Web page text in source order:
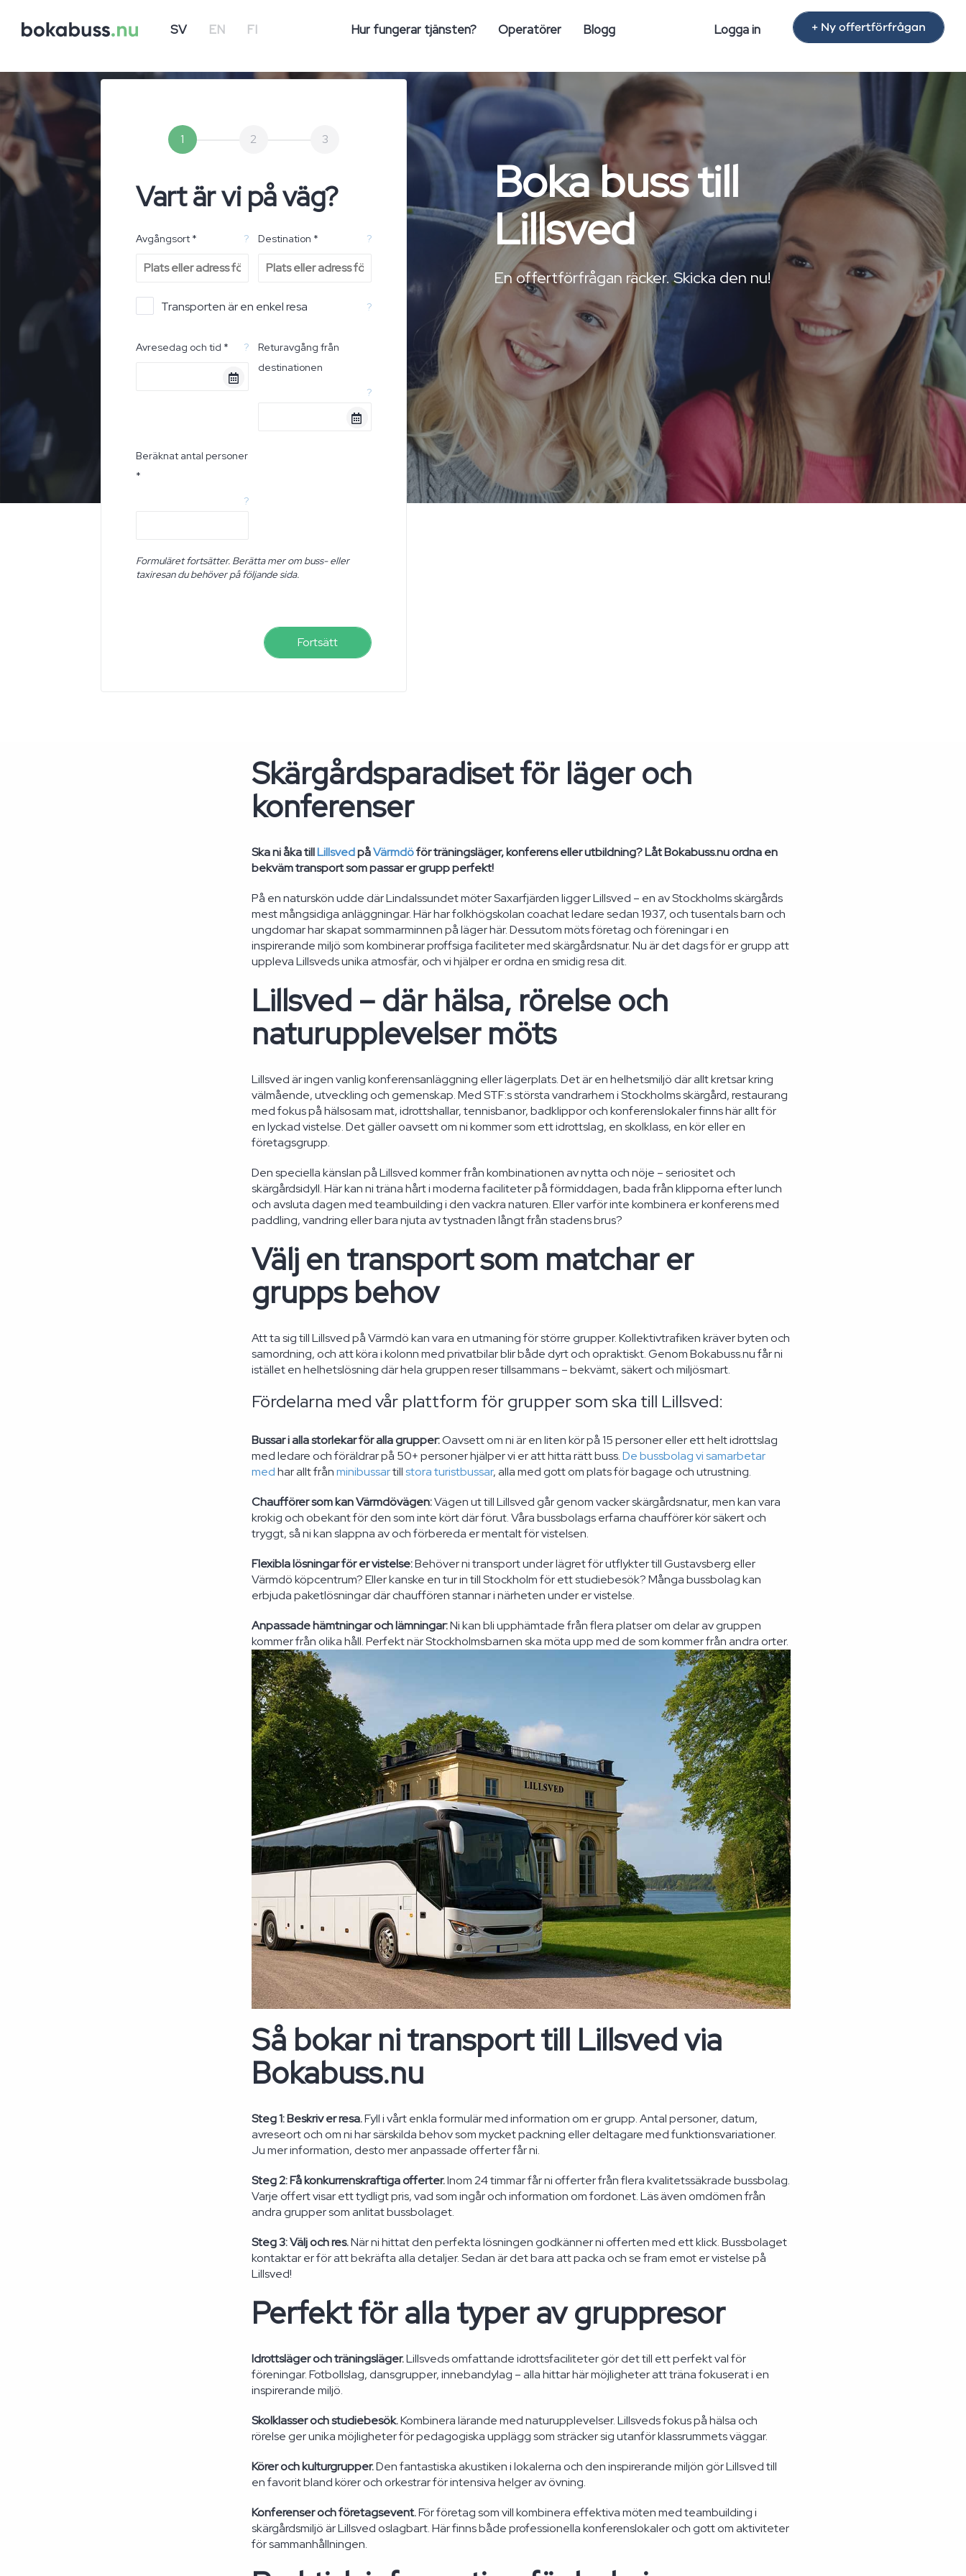
SV EN FI Hur fungerar tjänsten? Operatörer Blogg Logga in + Ny offertförfrågan
1 2 3
Vart är vi på väg?
Avgångsort * ? Destination * ?
Transporten är en enkel resa ?
Avresedag och tid * ?
Returavgång från
destinationen
?
Beräknat antal personer
*
?
Formuläret fortsätter. Berätta mer om buss- eller
taxiresan du behöver på följande sida.
Fortsätt
Boka buss till
Lillsved
En offertförfrågan räcker. Skicka den nu!
Skärgårdsparadiset för läger och
konferenser
Ska ni åka tillLillsvedpåVärmdöför träningsläger, konferens eller utbildning? Låt Bokabuss.nu ordna en
bekväm transport som passar er grupp perfekt!
På en naturskön udde där Lindalssundet möter Saxarfjärden ligger Lillsved – en av Stockholms skärgårds
mest mångsidiga anläggningar. Här har folkhögskolan coachat ledare sedan 1937, och tusentals barn och
ungdomar har skapat sommarminnen på läger här. Dessutom möts företag och föreningar i en
inspirerande miljö som kombinerar proffsiga faciliteter med skärgårdsnatur. Nu är det dags för er grupp att
uppleva Lillsveds unika atmosfär, och vi hjälper er ordna en smidig resa dit.
Lillsved – där hälsa, rörelse och
naturupplevelser möts
Lillsved är ingen vanlig konferensanläggning eller lägerplats. Det är en helhetsmiljö där allt kretsar kring
välmående, utveckling och gemenskap. Med STF:s största vandrarhem i Stockholms skärgård, restaurang
med fokus på hälsosam mat, idrottshallar, tennisbanor, badklippor och konferenslokaler finns här allt för
en lyckad vistelse. Det gäller oavsett om ni kommer som ett idrottslag, en skolklass, en kör eller en
företagsgrupp.
Den speciella känslan på Lillsved kommer från kombinationen av nytta och nöje – seriositet och
skärgårdsidyll. Här kan ni träna hårt i moderna faciliteter på förmiddagen, bada från klipporna efter lunch
och avsluta dagen med teambuilding i den vackra naturen. Eller varför inte kombinera er konferens med
paddling, vandring eller bara njuta av tystnaden långt från stadens brus?
Välj en transport som matchar er
grupps behov
Att ta sig till Lillsved på Värmdö kan vara en utmaning för större grupper. Kollektivtrafiken kräver byten och
samordning, och att köra i kolonn med privatbilar blir både dyrt och opraktiskt. Genom Bokabuss.nu får ni
istället en helhetslösning där hela gruppen reser tillsammans – bekvämt, säkert och miljösmart.
Fördelarna med vår plattform för grupper som ska till Lillsved:
Bussar i alla storlekar för alla grupper:Oavsett om ni är en liten kör på 15 personer eller ett helt idrottslag
med ledare och föräldrar på 50+ personer hjälper vi er att hitta rätt buss.De bussbolag vi samarbetar
medhar allt frånminibussartillstora turistbussar, alla med gott om plats för bagage och utrustning.
Chaufförer som kan Värmdövägen:Vägen ut till Lillsved går genom vacker skärgårdsnatur, men kan vara
krokig och obekant för den som inte kört där förut. Våra bussbolags erfarna chaufförer kör säkert och
tryggt, så ni kan slappna av och förbereda er mentalt för vistelsen.
Flexibla lösningar för er vistelse:Behöver ni transport under lägret för utflykter till Gustavsberg eller
Värmdö köpcentrum? Eller kanske en tur in till Stockholm för ett studiebesök? Många bussbolag kan
erbjuda paketlösningar där chauffören stannar i närheten under er vistelse.
Anpassade hämtningar och lämningar:Ni kan bli upphämtade från flera platser om delar av gruppen
kommer från olika håll. Perfekt när Stockholmsbarnen ska möta upp med de som kommer från andra orter.
Så bokar ni transport till Lillsved via
Bokabuss.nu
Steg 1: Beskriv er resa.Fyll i vårt enkla formulär med information om er grupp. Antal personer, datum,
avreseort och om ni har särskilda behov som mycket packning eller deltagare med funktionsvariationer.
Ju mer information, desto mer anpassade offerter får ni.
Steg 2: Få konkurrenskraftiga offerter.Inom 24 timmar får ni offerter från flera kvalitetssäkrade bussbolag.
Varje offert visar ett tydligt pris, vad som ingår och information om fordonet. Läs även omdömen från
andra grupper som anlitat bussbolaget.
Steg 3: Välj och res.När ni hittat den perfekta lösningen godkänner ni offerten med ett klick. Bussbolaget
kontaktar er för att bekräfta alla detaljer. Sedan är det bara att packa och se fram emot er vistelse på
Lillsved!
Perfekt för alla typer av gruppresor
Idrottsläger och träningsläger.Lillsveds omfattande idrottsfaciliteter gör det till ett perfekt val för
föreningar. Fotbollslag, dansgrupper, innebandylag – alla hittar här möjligheter att träna fokuserat i en
inspirerande miljö.
Skolklasser och studiebesök.Kombinera lärande med naturupplevelser. Lillsveds fokus på hälsa och
rörelse ger unika möjligheter för pedagogiska upplägg som sträcker sig utanför klassrummets väggar.
Körer och kulturgrupper.Den fantastiska akustiken i lokalerna och den inspirerande miljön gör Lillsved till
en favorit bland körer och orkestrar för intensiva helger av övning.
Konferenser och företagsevent.För företag som vill kombinera effektiva möten med teambuilding i
skärgårdsmiljö är Lillsved oslagbart. Här finns både professionella konferenslokaler och gott om aktiviteter
för sammanhållningen.